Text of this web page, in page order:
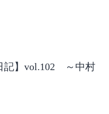
記】vol.102 ～中村